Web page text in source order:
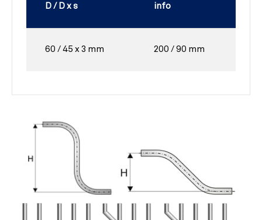
D / D x s info
60 / 45 x 3 mm 200 / 90 mm